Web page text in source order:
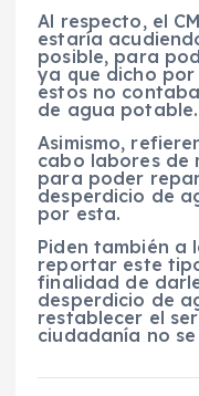
Al respecto, el
estaría
posible, para
ya que dicho
estos no
de agua potable.
Asimismo,
cabo labores de
para poder
desperdicio de
por esta.
Piden también a
reportar este
finalidad de
desperdicio de
restablecer el
ciudadanía no